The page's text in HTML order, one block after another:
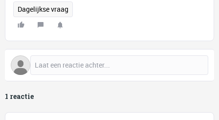
Dagelijkse vraag
1 reactie